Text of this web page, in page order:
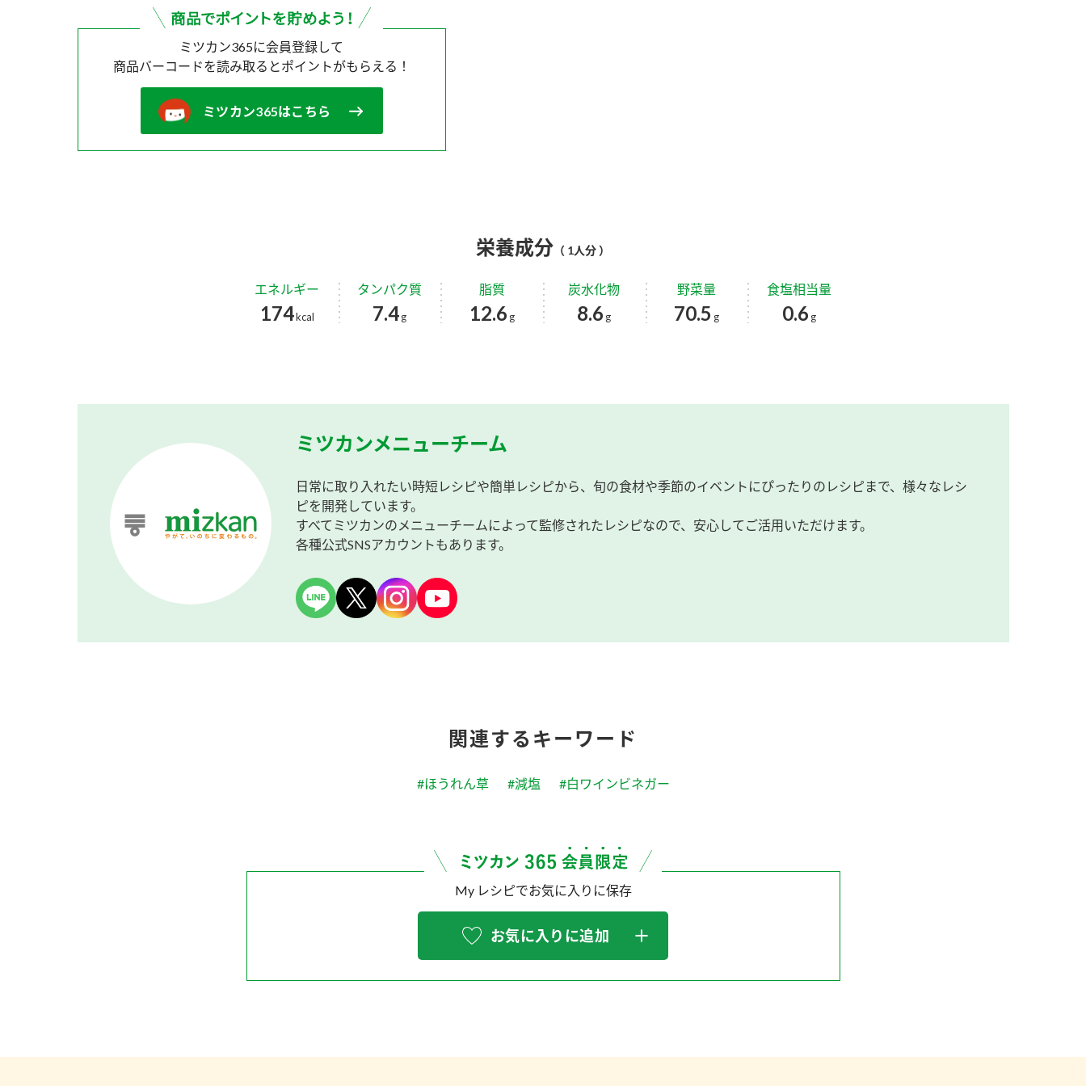
ミツカン365に会員登録して
商品バーコードを読み取ると ポイントがもらえる！
ミツカン365はこちら
栄養成分 （ 1人分 ）
エネルギー
174kcal
タンパク質
7.4g
脂質
12.6 g
炭水化物
8.6 g
野菜量
70.5 g
食塩相当量
0.6 g
ミツカンメニューチーム
日常に取り入れたい時短レシピや簡単レシピから、旬の食材や季節のイベントにぴったりのレシピまで、様々なレシ
ピを開発しています。
すべてミツカンのメニューチームによって監修されたレシピなので、安心してご活用いただけます。
各種公式SNSアカウントもあります。
関連するキーワード
#ほうれん草 #減塩 #白ワインビネガー
My レシピでお気に入りに保存
お気に入りに追加